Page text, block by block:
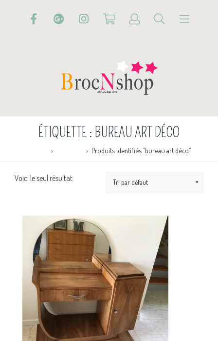
ÉTIQUETTE : BUREAU ART DÉCO
Produits identifiés “bureau art déco”
Voici le seul résultat